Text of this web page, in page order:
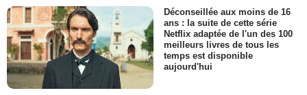
Déconseillée aux moins de 16
ans : la suite de cette série
Netflix adaptée de l'un des 100
meilleurs livres de tous les
temps est disponible
aujourd'hui